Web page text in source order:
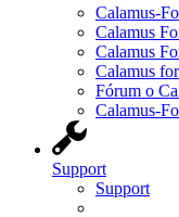
Calamus-
Calamus
Calamus
Calamus
Fórum o
Calamus-
Support
Support